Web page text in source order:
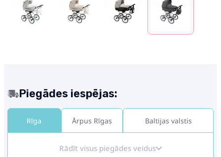
Piegādes iespējas:
Rīga Ārpus Rīgas Baltijas valstis
Rādīt visus piegādes veidus